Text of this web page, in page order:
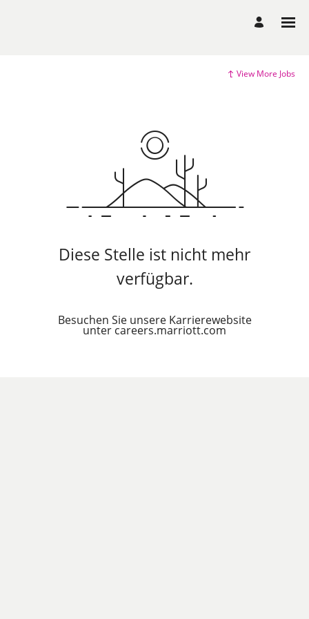
View More Jobs
Diese Stelle ist nicht mehr
verfügbar.
Besuchen Sie unsere Karrierewebsite
unter careers.marriott.com